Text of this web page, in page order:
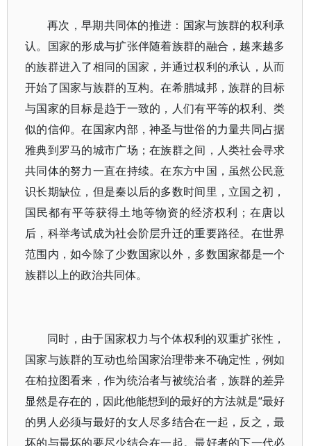
再次，早期共同体的推进：国家与族群的权利承
认。国家的形成与扩张伴随着族群的融合，越来越多
的族群进入了相同的国家，并通过权利的承认，从而
开始了国家与族群的互构。在希腊城邦，族群的目标
与国家的目标是趋于一致的，人们有平等的权利、类
似的信仰。在国家内部，神圣与世俗的力量共同占据
雅典到罗马的城市广场；在族群之间，人类社会寻求
共同体的努力一直在持续。在东方中国，虽然公民意
识长期缺位，但是秦以后的多数时间里，立国之初，
国民都有平等获得土地等物资的经济权利；在唐以
后，科举考试成为社会阶层升迁的重要路径。在世界
范围内，如今除了少数国家以外，多数国家都是一个
族群以上的政治共同体。
同时，由于国家权力与个体权利的双重扩张性，
国家与族群的互动也给国家治理带来不确定性，例如
在柏拉图看来，作为统治者与被统治者，族群的差异
显然是存在的，因此他能想到的最好的方法就是“最好
的男人必须与最好的女人尽多结合在一起，反之，最
坏的与最坏的要尽少结合在一起。最好者的下一代必